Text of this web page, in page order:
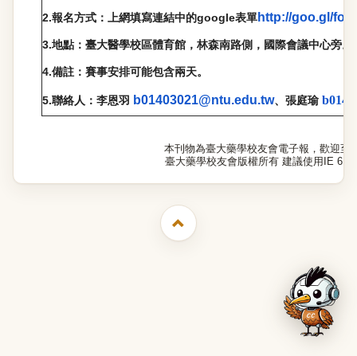
2.報名方式：上網填寫連結中的google表單http://goo.gl/
3.地點：臺大醫學校區體育館，林森南路側，國際會議中心旁。
4.備註：賽事安排可能包含兩天。
5.聯絡人：李恩羽 b01403021@ntu.edu.tw、張庭瑜
本刊物為臺大藥學校友會電子報，歡迎至
臺大藥學校友會版權所有 建議使用IE 6.0